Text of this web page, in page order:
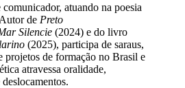
comunicador, atuando na poesia
de Preto
Silencie (2024) e do livro
(2025), participa de saraus,
projetos de formação no Brasil e
atravessa oralidade,